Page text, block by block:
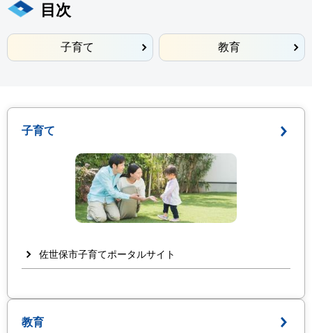
目次
子育て 教育
子育て
佐世保市子育てポータルサイト
教育